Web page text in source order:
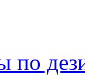
по